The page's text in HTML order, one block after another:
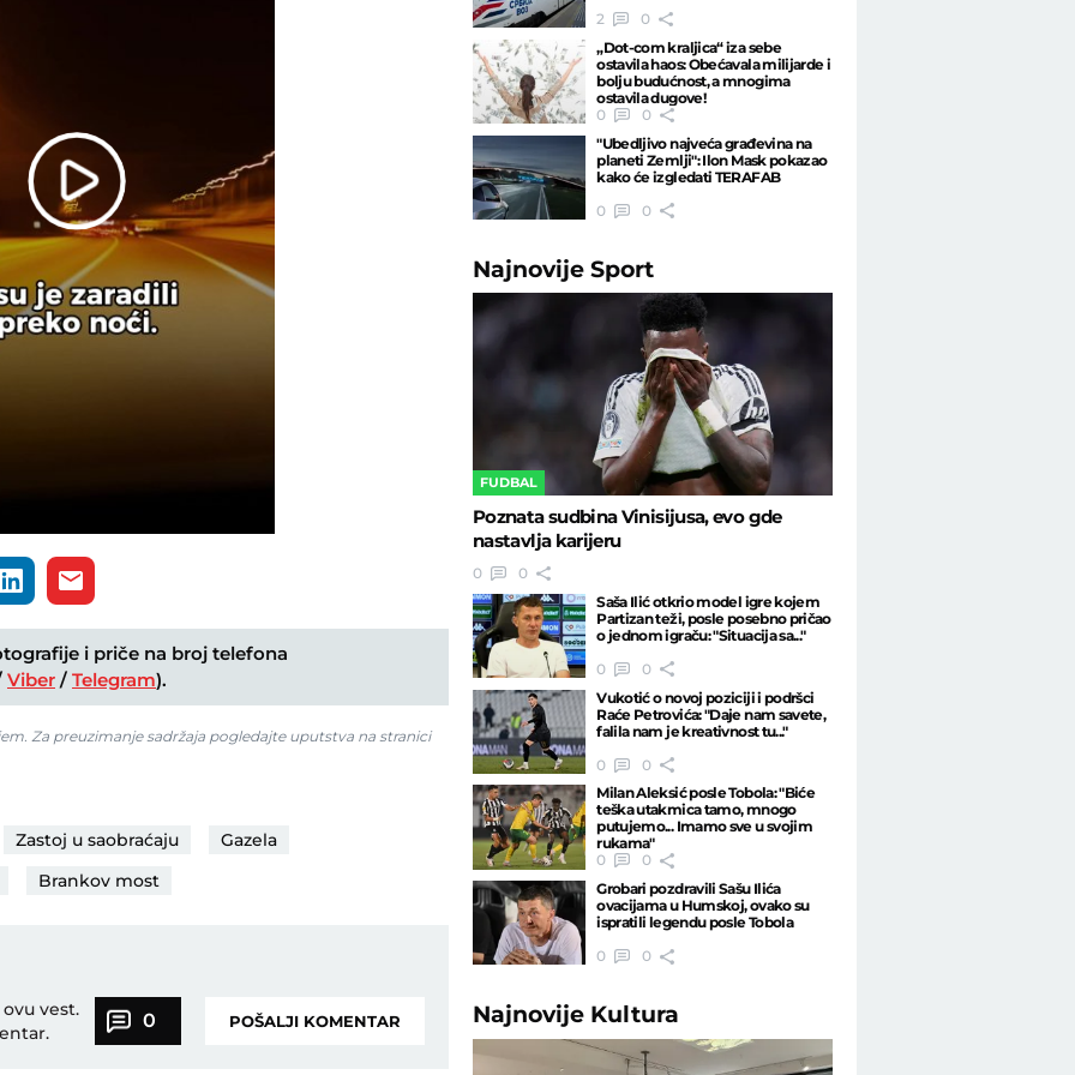
Play
Video
i priče na broj telefona
Viber / Telegram).
Za preuzimanje sadržaja pogledajte uputstva na stranici
Zastoj u saobraćaju
Gazela
Brankov most
vest.
0 POŠALJI KOMENTAR
2
0
„Dot-com kraljica“ iza sebe
ostavila haos: Obećavala milijarde i
bolju budućnost, a mnogima
ostavila dugove!
0
0
"Ubedljivo najveća građevina na
planeti Zemlji": Ilon Mask pokazao
kako će izgledati TERAFAB
0
0
NajnovijeSport
FUDBAL
Poznata sudbina Vinisijusa, evo gde
nastavlja karijeru
0
0
Saša Ilić otkrio model igre kojem
Partizan teži, posle posebno pričao
o jednom igraču: "Situacija sa..."
0
0
Vukotić o novoj poziciji i podršci
Raće Petrovića: "Daje nam savete,
falila nam je kreativnost tu..."
0
0
Milan Aleksić posle Tobola: "Biće
teška utakmica tamo, mnogo
putujemo... Imamo sve u svojim
rukama"
0
0
Grobari pozdravili Sašu Ilića
ovacijama u Humskoj, ovako su
ispratili legendu posle Tobola
0
0
Najnovije Kultura